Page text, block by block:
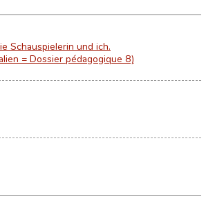
Schauspielerin und ich.
= Dossier pédagogique 8)